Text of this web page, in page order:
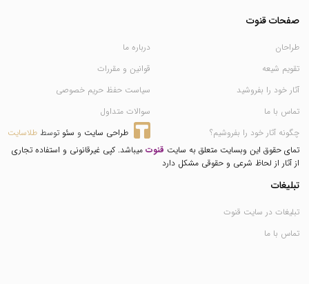
صفحات قنوت
طراحان
تقویم شیعه
آثار خود را بفروشید
تماس با ما
چگونه آثار خود را بفروشیم؟
درباره ما
قوانین و مقررات
سیاست حفظ حریم خصوصی
سوالات متداول
طراحی سایت و سئو توسط طلاسایت
تمای حقوق این وبسایت متعلق به سایت قنوت میباشد. کپی غیرقانونی و استفاده تجاری
از آثار از لحاظ شرعی و حقوقی مشکل دارد
تبلیغات
تبلیغات در سایت قنوت
تماس با ما